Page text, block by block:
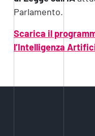
Parlamento.
Scarica il
l’Intelligenza